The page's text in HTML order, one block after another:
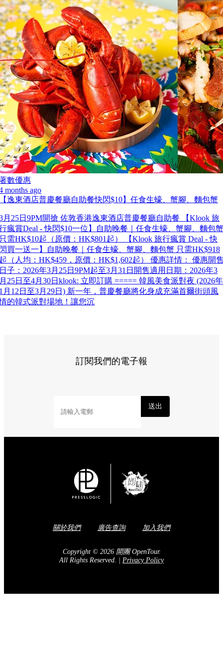
數優惠
months ago
逸東酒店普慶餐廳自助餐快閃$10】任食生蠔、蟹腳、麵包蟹
月25日9PM開搶 佐敦香港逸東酒店普慶餐廳自助餐 【Klook 旅
瘋賞Deal - 快閃$10一位】自助晚餐｜任食生蠔、蟹腳、麵包蟹
需HK$10起（原價：HK$801起） 【Klook 旅行瘋賞 Deal - 快
買一送一】自助晚餐｜任食生蠔、蟹腳、麵包蟹 只需HK$918
（人均：HK$459，原價：HK$1,602起） 優惠詳情： 優惠開
子：2026年3月25日9PM起至3月31日開售適用日期：2026年3
25日至4月30日klook: 立即訂購 ===== 韓風美食派對夜 (2026年
月12日至3月29日) 新一年，普慶餐廳將化身成充滿首爾街頭風
的韓式派對場地！讓您沉
訂閱我們的電子報
送出
關於我們 廣告查詢 加入我們
Copyright © 2026 開團 OpenTour.
All Rights Reserved. | Privacy Policy